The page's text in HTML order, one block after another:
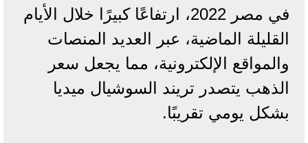
في مصر 2022، ارتفاعًا كبيرًا خلال الأيام
القليلة الماضية، عبر العديد المنصات
والمواقع الإلكترونية، مما يجعل سعر
الذهب يتصدر تريند السوشيال ميديا
بشكل يومي تقريبًا.